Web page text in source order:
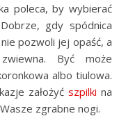
poleca, by wybierać
gdy spódnica
pozwoli jej opaść, a
Być może
albo tiulowa.
założyć szpilki na
zgrabne nogi.